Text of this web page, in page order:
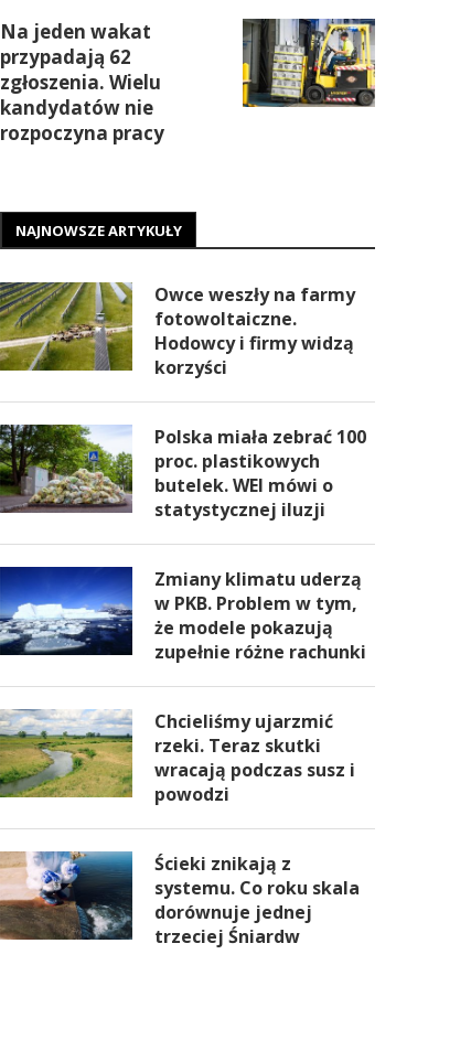
Na jeden wakat
przypadają 62
zgłoszenia. Wielu
kandydatów nie
rozpoczyna pracy
NAJNOWSZE ARTYKUŁY
Owce weszły na farmy
fotowoltaiczne.
Hodowcy i firmy widzą
korzyści
Polska miała zebrać 100
proc. plastikowych
butelek. WEI mówi o
statystycznej iluzji
Zmiany klimatu uderzą
w PKB. Problem w tym,
że modele pokazują
zupełnie różne rachunki
Chcieliśmy ujarzmić
rzeki. Teraz skutki
wracają podczas susz i
powodzi
Ścieki znikają z
systemu. Co roku skala
dorównuje jednej
trzeciej Śniardw